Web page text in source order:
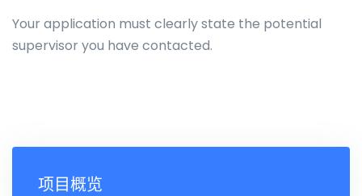
Your application must clearly state the potential
supervisor you have contacted.
项目概览